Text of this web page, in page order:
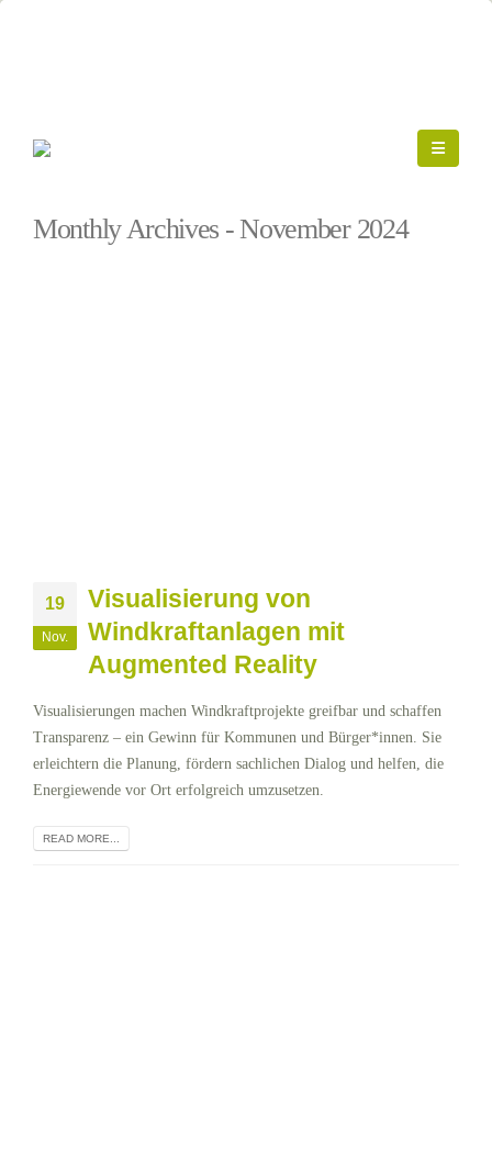
Monthly Archives - November 2024
19
Nov.
Visualisierung von
Windkraftanlagen mit
Augmented Reality
Visualisierungen machen Windkraftprojekte greifbar und schaffen
Transparenz – ein Gewinn für Kommunen und Bürger*innen. Sie
erleichtern die Planung, fördern sachlichen Dialog und helfen, die
Energiewende vor Ort erfolgreich umzusetzen.
READ MORE...